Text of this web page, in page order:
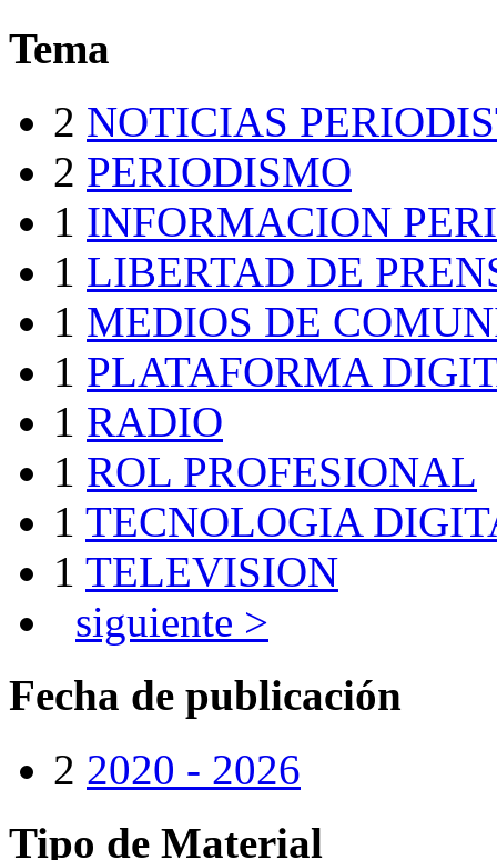
Tema
2 NOTICIAS
2 PERIODISMO
1 INFORMACION
1 LIBERTAD DE
1 MEDIOS DE
1 PLATAFORMA
1 RADIO
1 ROL PROFESIONAL
1 TECNOLOGIA
1 TELEVISION
siguiente >
Fecha de publicación
2 2020 - 2026
Tipo de Material